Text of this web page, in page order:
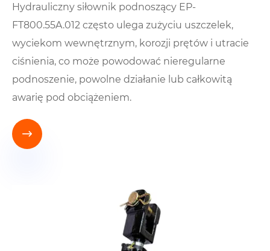
Hydrauliczny siłownik podnoszący EP-
FT800.55A.012 często ulega zużyciu uszczelek,
wyciekom wewnętrznym, korozji prętów i utracie
ciśnienia, co może powodować nieregularne
podnoszenie, powolne działanie lub całkowitą
awarię pod obciążeniem.
